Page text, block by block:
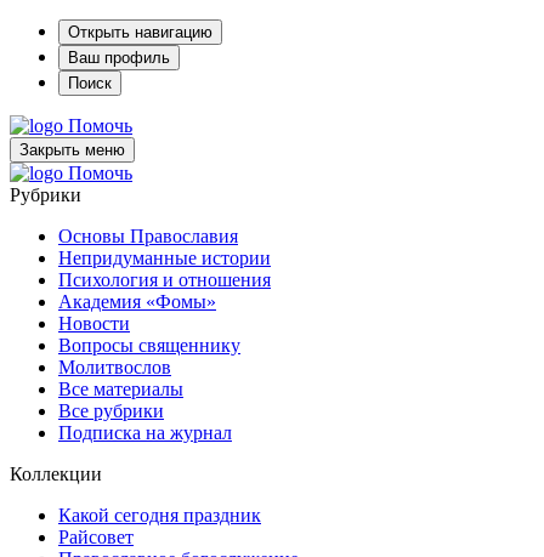
Открыть навигацию
Ваш профиль
Поиск
Помочь
Закрыть меню
Помочь
Рубрики
Основы Православия
Непридуманные истории
Психология и отношения
Академия «Фомы»
Новости
Вопросы священнику
Молитвослов
Все материалы
Все рубрики
Подписка на журнал
Коллекции
Какой сегодня праздник
Райсовет